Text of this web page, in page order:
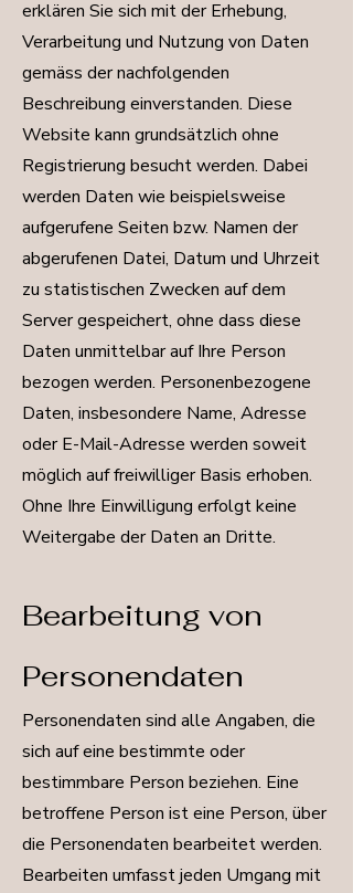
erklären Sie sich mit der Erhebung,
Verarbeitung und Nutzung von Daten
gemäss der nachfolgenden
Beschreibung einverstanden. Diese
Website kann grundsätzlich ohne
Registrierung besucht werden. Dabei
werden Daten wie beispielsweise
aufgerufene Seiten bzw. Namen der
abgerufenen Datei, Datum und Uhrzeit
zu statistischen Zwecken auf dem
Server gespeichert, ohne dass diese
Daten unmittelbar auf Ihre Person
bezogen werden. Personenbezogene
Daten, insbesondere Name, Adresse
oder E-Mail-Adresse werden soweit
möglich auf freiwilliger Basis erhoben.
Ohne Ihre Einwilligung erfolgt keine
Weitergabe der Daten an Dritte.
Bearbeitung von
Personendaten
Personendaten sind alle Angaben, die
sich auf eine bestimmte oder
bestimmbare Person beziehen. Eine
betroffene Person ist eine Person, über
die Personendaten bearbeitet werden.
Bearbeiten umfasst jeden Umgang mit